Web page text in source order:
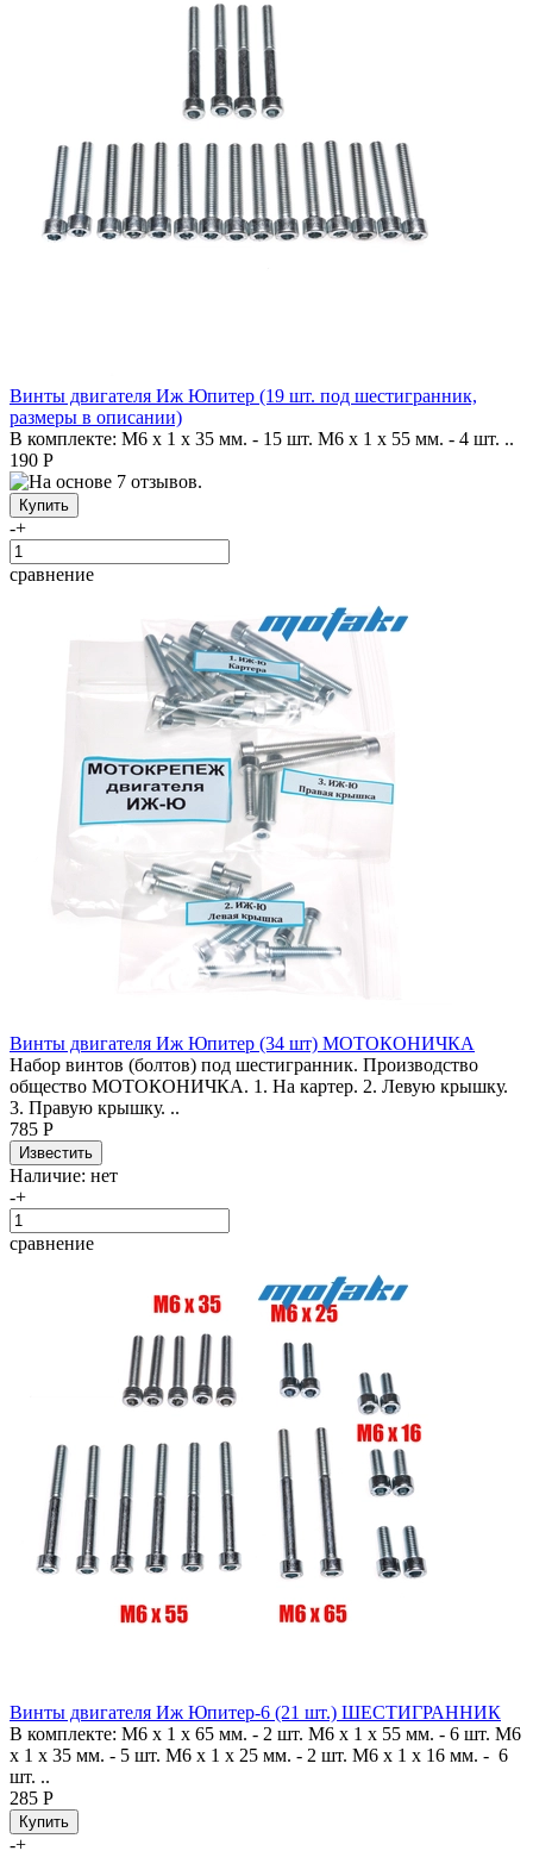
Винты двигателя Иж Юпитер (19 шт. под шестигранник,
размеры в описании)
В комплекте: M6 х 1 x 35 мм. - 15 шт. M6 x 1 х 55 мм. - 4 шт. ..
190 Р
-+
сравнение
Винты двигателя Иж Юпитер (34 шт) МОТОКОНИЧКА
Набор винтов (болтов) под шестигранник. Производство
общество МОТОКОНИЧКА. 1. На картер. 2. Левую крышку.
3. Правую крышку. ..
785 Р
Наличие: нет
-+
сравнение
Винты двигателя Иж Юпитер-6 (21 шт.) ШЕСТИГРАННИК
В комплекте: М6 х 1 х 65 мм. - 2 шт. М6 х 1 х 55 мм. - 6 шт. М6
х 1 х 35 мм. - 5 шт. М6 х 1 х 25 мм. - 2 шт. М6 х 1 х 16 мм. - 6
шт. ..
285 Р
-+